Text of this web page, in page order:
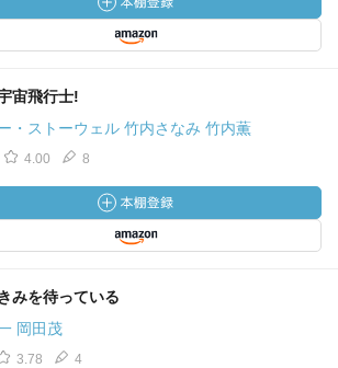
宙飛行士!
・ストーウェル 竹内さなみ 竹内薫
4.00 8
みを待っている
岡田茂
3.78 4